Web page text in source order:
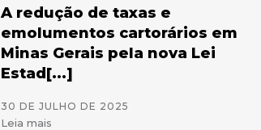
A redução de taxas e
emolumentos cartorários em
Minas Gerais pela nova Lei
Estad[...]
30 DE JULHO DE 2025
Leia mais